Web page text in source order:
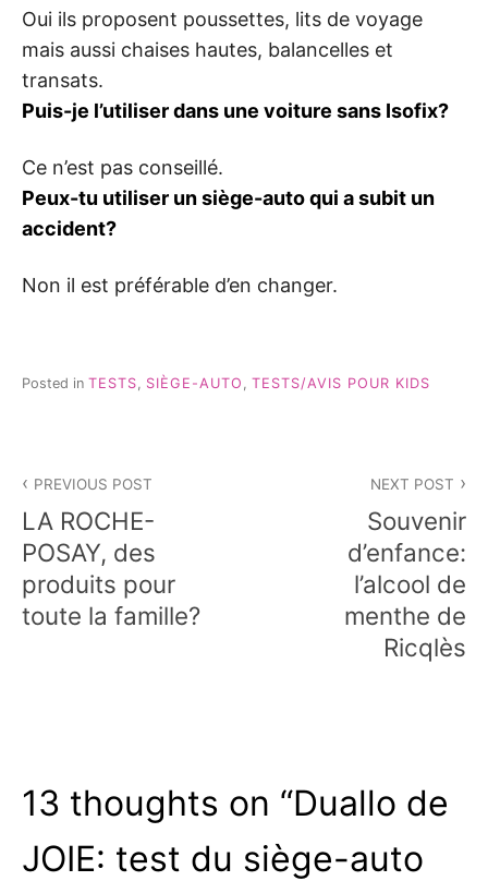
Oui ils proposent poussettes, lits de voyage
mais aussi chaises hautes, balancelles et
transats.
Puis-je l’utiliser dans une voiture sans Isofix?
Ce n’est pas conseillé.
Peux-tu utiliser un siège-auto qui a subit un
accident?
Non il est préférable d’en changer.
Posted in TESTS SIÈGE-AUTO TESTS/AVIS POUR KIDS
de
l’article
PREVIOUS POST
LA ROCHE-
POSAY, des
produits pour
toute la famille?
NEXT POST
Souvenir
d’enfance:
l’alcool de
menthe de
Ricqlès
13 thoughts on “Duallo de
JOIE: test du siège-auto